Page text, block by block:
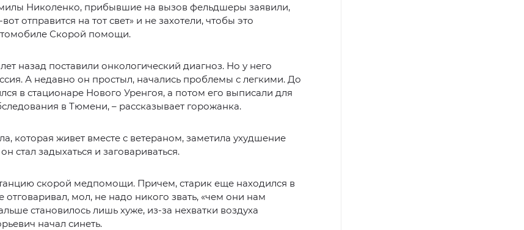
Николенко, прибывшие на вызов фельдшеры заявили,
отправится на тот свет» и не захотели, чтобы это
Скорой помощи.
назад поставили онкологический диагноз. Но у него
А недавно он простыл, начались проблемы с легкими. До
в стационаре Нового Уренгоя, а потом его выписали для
в Тюмени, – рассказывает горожанка.
которая живет вместе с ветераном, заметила ухудшение
стал задыхаться и заговариваться.
скорой медпомощи. Причем, старик еще находился в
отговаривал, мол, не надо никого звать, «чем они нам
становилось лишь хуже, из-за нехватки воздуха
начал синеть.